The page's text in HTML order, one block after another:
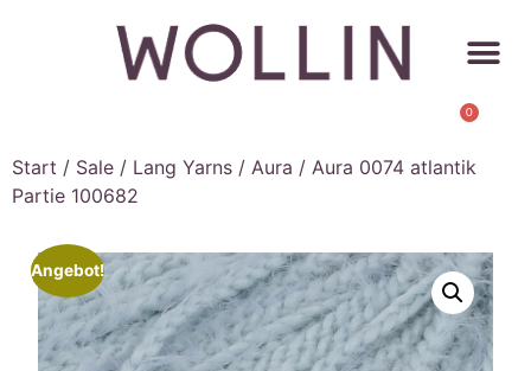
0
Start / Sale / Lang Yarns / Aura / Aura 0074 atlantik
Partie 100682
Angebot!